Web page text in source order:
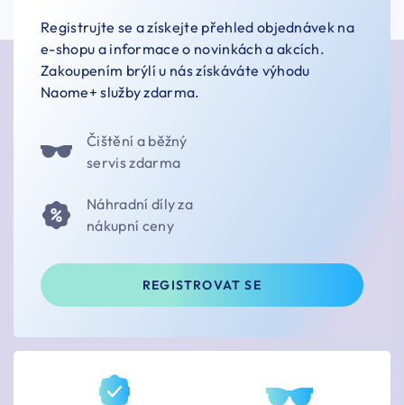
Registrujte se a získejte přehled objednávek na
e-shopu a informace o novinkách a akcích.
Zakoupením brýlí u nás získáváte výhodu
Naome+ služby zdarma.
Čištění a běžný
servis zdarma
Náhradní díly za
nákupní ceny
REGISTROVAT SE